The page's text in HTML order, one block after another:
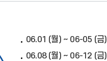
06.01 (월) ~ 06-05 (금)
06.08 (월) ~ 06-12 (금)